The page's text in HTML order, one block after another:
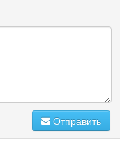
Отправить